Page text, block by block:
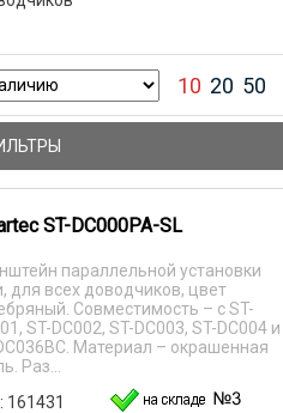
10 20 50
ST-DC000PA-SL
параллельной установки
для всех доводчиков, цвет
Совместимость – с ST-
ST-DC002, ST-DC003, ST-DC004 и
Материал – окрашенная
Раз...
161431